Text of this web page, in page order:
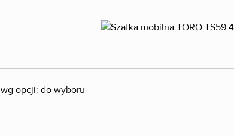
wg opcji: do wyboru